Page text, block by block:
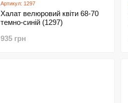
Артикул: 1297
Халат велюровий квіти 68-70
темно-синій (1297)
935 грн